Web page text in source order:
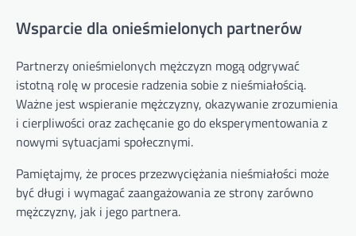
Wsparcie dla onieśmielonych partnerów
Partnerzy onieśmielonych mężczyzn mogą odgrywać
istotną rolę w procesie radzenia sobie z nieśmiałością.
Ważne jest wspieranie mężczyzny, okazywanie zrozumienia
i cierpliwości oraz zachęcanie go do eksperymentowania z
nowymi sytuacjami społecznymi.
Pamiętajmy, że proces przezwyciężania nieśmiałości może
być długi i wymagać zaangażowania ze strony zarówno
mężczyzny, jak i jego partnera.